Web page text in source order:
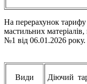
На перерахунок
мастильних
№1 від 06.01.2026 року.
Види
Діючий